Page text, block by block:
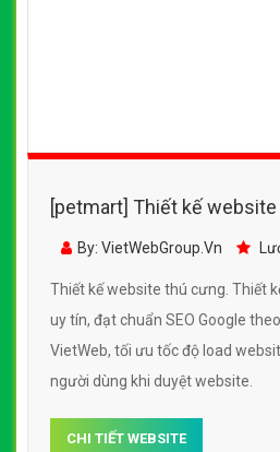
[petmart] Thiết kế
cưng BB Pet đẹp SEO
By: VietWebGroup.Vn
Thiết kế website cửa hàng thú
SEOquake tại VietWeb, tối ưu tốc